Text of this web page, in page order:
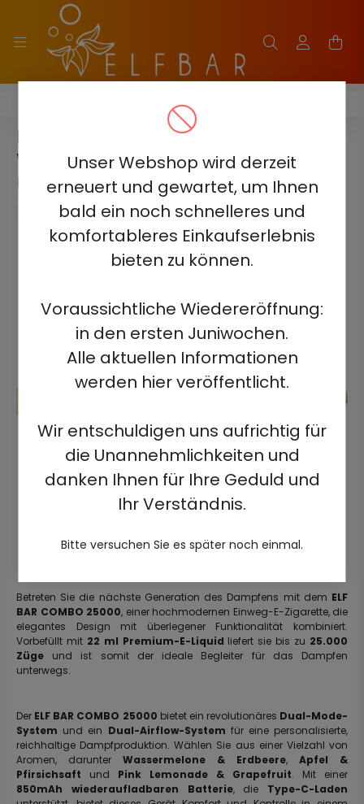
Unser Webshop wird derzeit
erneuert und gewartet, um Ihnen
bald ein noch schnelleres und
komfortableres Einkaufserlebnis
bieten zu können.
Voraussichtliche Wiedereröffnung:
in den ersten Juniwochen.
Alle aktuellen Informationen
werden hier veröffentlicht.
Wir entschuldigen uns aufrichtig für
die Unannehmlichkeiten und
danken Ihnen für Ihre Geduld und
Ihr Verständnis.
Bitte versuchen Sie es später noch einmal.
ELF BAR COMBO 25000
ELF BAR COMBO 25000 -
WASSERMELONE UND ERDBEERE
5% - WIEDERAUFLADBAR
Betreten Sie die nächste Generation des Dampfens mit dem ELF
BAR COMBO 25000, einer hochmodernen Einweg-E-Zigarette, die
elegantes Design mit überlegener Funktionalität kombiniert.
Vorbefüllt mit 22 ml Premium-E-Liquid liefert sie bis zu 25.000
Züge und ist somit der ideale Begleiter für das Dampfen
unterwegs.
Der ELF BAR COMBO 25000 bietet ein revolutionäres Dual-Mode-
System und ein Dual-Airflow-System für eine personalisierte,
reichhaltige Dampfproduktion. Wählen Sie aus einer Vielzahl von
Aromen, darunter Wassermelone & Erdbeere, Apfel &
Pfirsichsaft und Pink Lemonade & Grapefruit. Mit einer
850mAh wiederaufladbaren Batterie, die Type-C-Laden